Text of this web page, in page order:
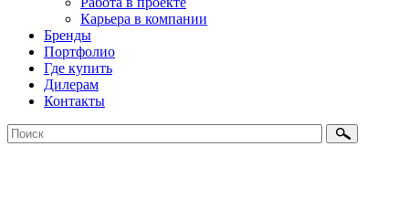
Карьера в компании
Бренды
Портфолио
Где купить
Дилерам
Контакты